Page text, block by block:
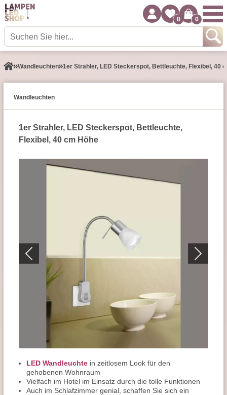
0 0
Wand­leuchten 1er Strahler, LED Steckerspot, Bettleuchte, Flexibel, 40
Wand­leuchten
1er Strahler, LED Steckerspot, Bettleuchte,
Flexibel, 40 cm Höhe
LED Wandleuchte in zeitlosem Look für den
gehobenen Wohnraum
Vielfach im Hotel im Einsatz durch die tolle Funktionen
Auch im Schlafzimmer genial, schaffen Sie sich ein